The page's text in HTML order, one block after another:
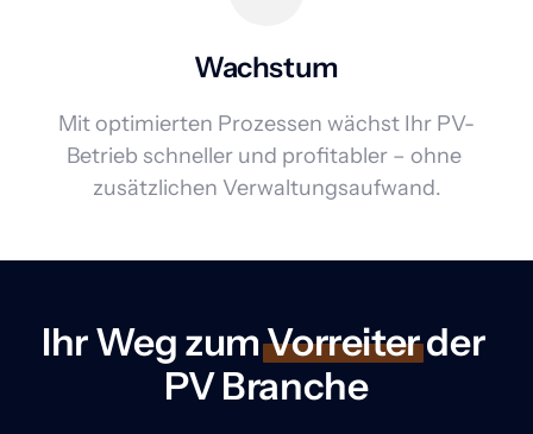
Wachstum
Mit optimierten Prozessen wächst Ihr PV-
Betrieb schneller und profitabler – ohne
zusätzlichen Verwaltungsaufwand.
Ihr Weg zum Vorreiter der
PV Branche